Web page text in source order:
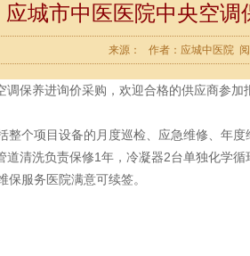
应城市中医医院中央空调
来源： 作者：应城中医院 阅
保养进询价采购，欢迎合格的供应商参加
整个项目设备的月度巡检、应急维修、年
道清洗负责保修1年，冷凝器2台单独化学
服务医院满意可续签。